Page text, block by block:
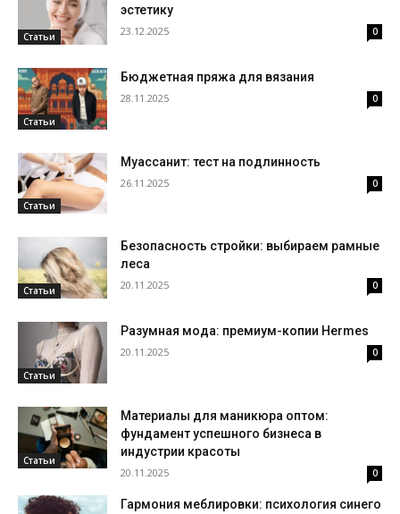
Статьи
эстетику
23.12.2025 0
Статьи
Бюджетная пряжа для вязания
28.11.2025 0
Статьи
Муассанит: тест на подлинность
26.11.2025 0
Статьи
Безопасность стройки: выбираем рамные
леса
20.11.2025 0
Статьи
Разумная мода: премиум-копии Hermes
20.11.2025 0
Статьи
Материалы для маникюра оптом:
фундамент успешного бизнеса в
индустрии красоты
20.11.2025 0
Гармония меблировки: психология синего